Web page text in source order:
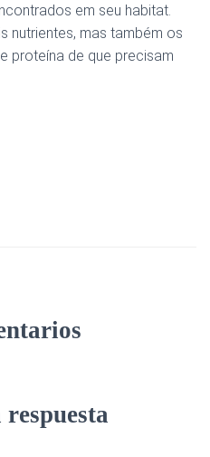
em seu habitat.
nutrientes, mas também os
proteína de que precisam